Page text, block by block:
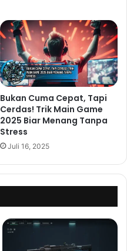
Bukan Cuma Cepat, Tapi
Cerdas! Trik Main Game
2025 Biar Menang Tanpa
Stress
Juli 16, 2025